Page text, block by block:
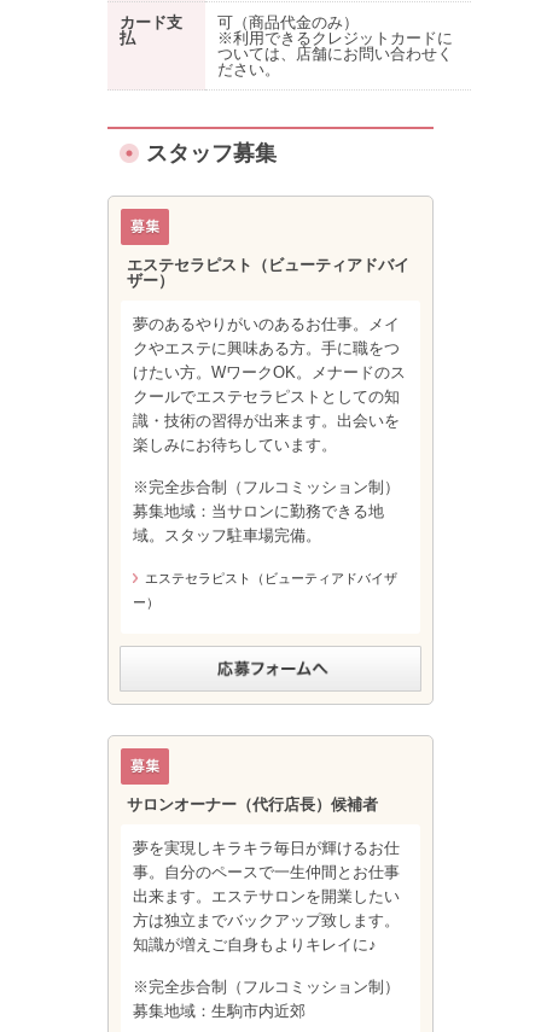
カード支
払
可（商品代金のみ）
※利用できるクレジットカードに
ついては、店舗にお問い合わせく
ださい。
スタッフ募集
エステセラピスト（ビューティアドバイ
ザー）
夢のあるやりがいのあるお仕事。メイ
クやエステに興味ある方。手に職をつ
けたい方。WワークOK。メナードのス
クールでエステセラピストとしての知
識・技術の習得が出来ます。出会いを
楽しみにお待ちしています。
※完全歩合制（フルコミッション制）
募集地域：当サロンに勤務できる地
域。スタッフ駐車場完備。
エステセラピスト（ビューティアドバイザ
ー）
サロンオーナー（代行店長）候補者
夢を実現しキラキラ毎日が輝けるお仕
事。自分のペースで一生仲間とお仕事
出来ます。エステサロンを開業したい
方は独立までバックアップ致します。
知識が増えご自身もよりキレイに♪
※完全歩合制（フルコミッション制）
募集地域：生駒市内近郊